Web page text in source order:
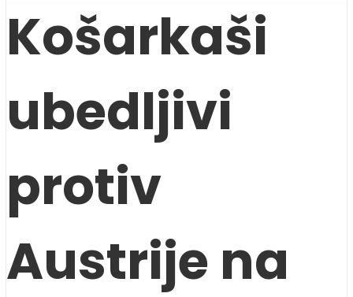
Košarkaši
ubedljivi
protiv
Austrije na